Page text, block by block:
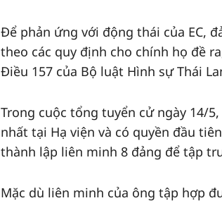
Để phản ứng với động thái của EC,
theo các quy định cho chính họ đề
Điều 157 của Bộ luật Hình sự Thái
Trong cuộc tổng tuyển cử ngày 14/
nhất tại Hạ viện và có quyền đầu
thành lập liên minh 8 đảng để tập
Mặc dù liên minh của ông tập hợp